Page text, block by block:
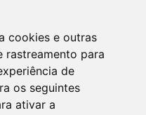
cookies e outras
rastreamento para
de
os seguintes
ativar a
desta revista está
Creative